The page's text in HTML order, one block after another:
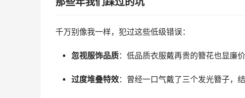
千万别像我一样，犯过这些低级错误：
忽视服饰品质：低品质衣服戴再贵的簪花也显廉
过度堆叠特效：曾经一口气戴了三个发光簪子，